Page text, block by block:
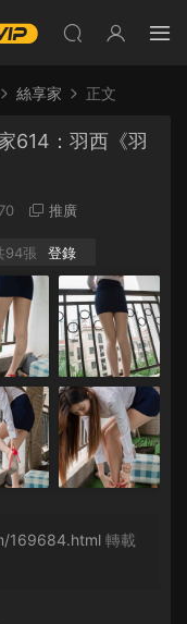
絲享家 正文
614：羽西《羽
推廣
94張 登錄
169684.html 轉載